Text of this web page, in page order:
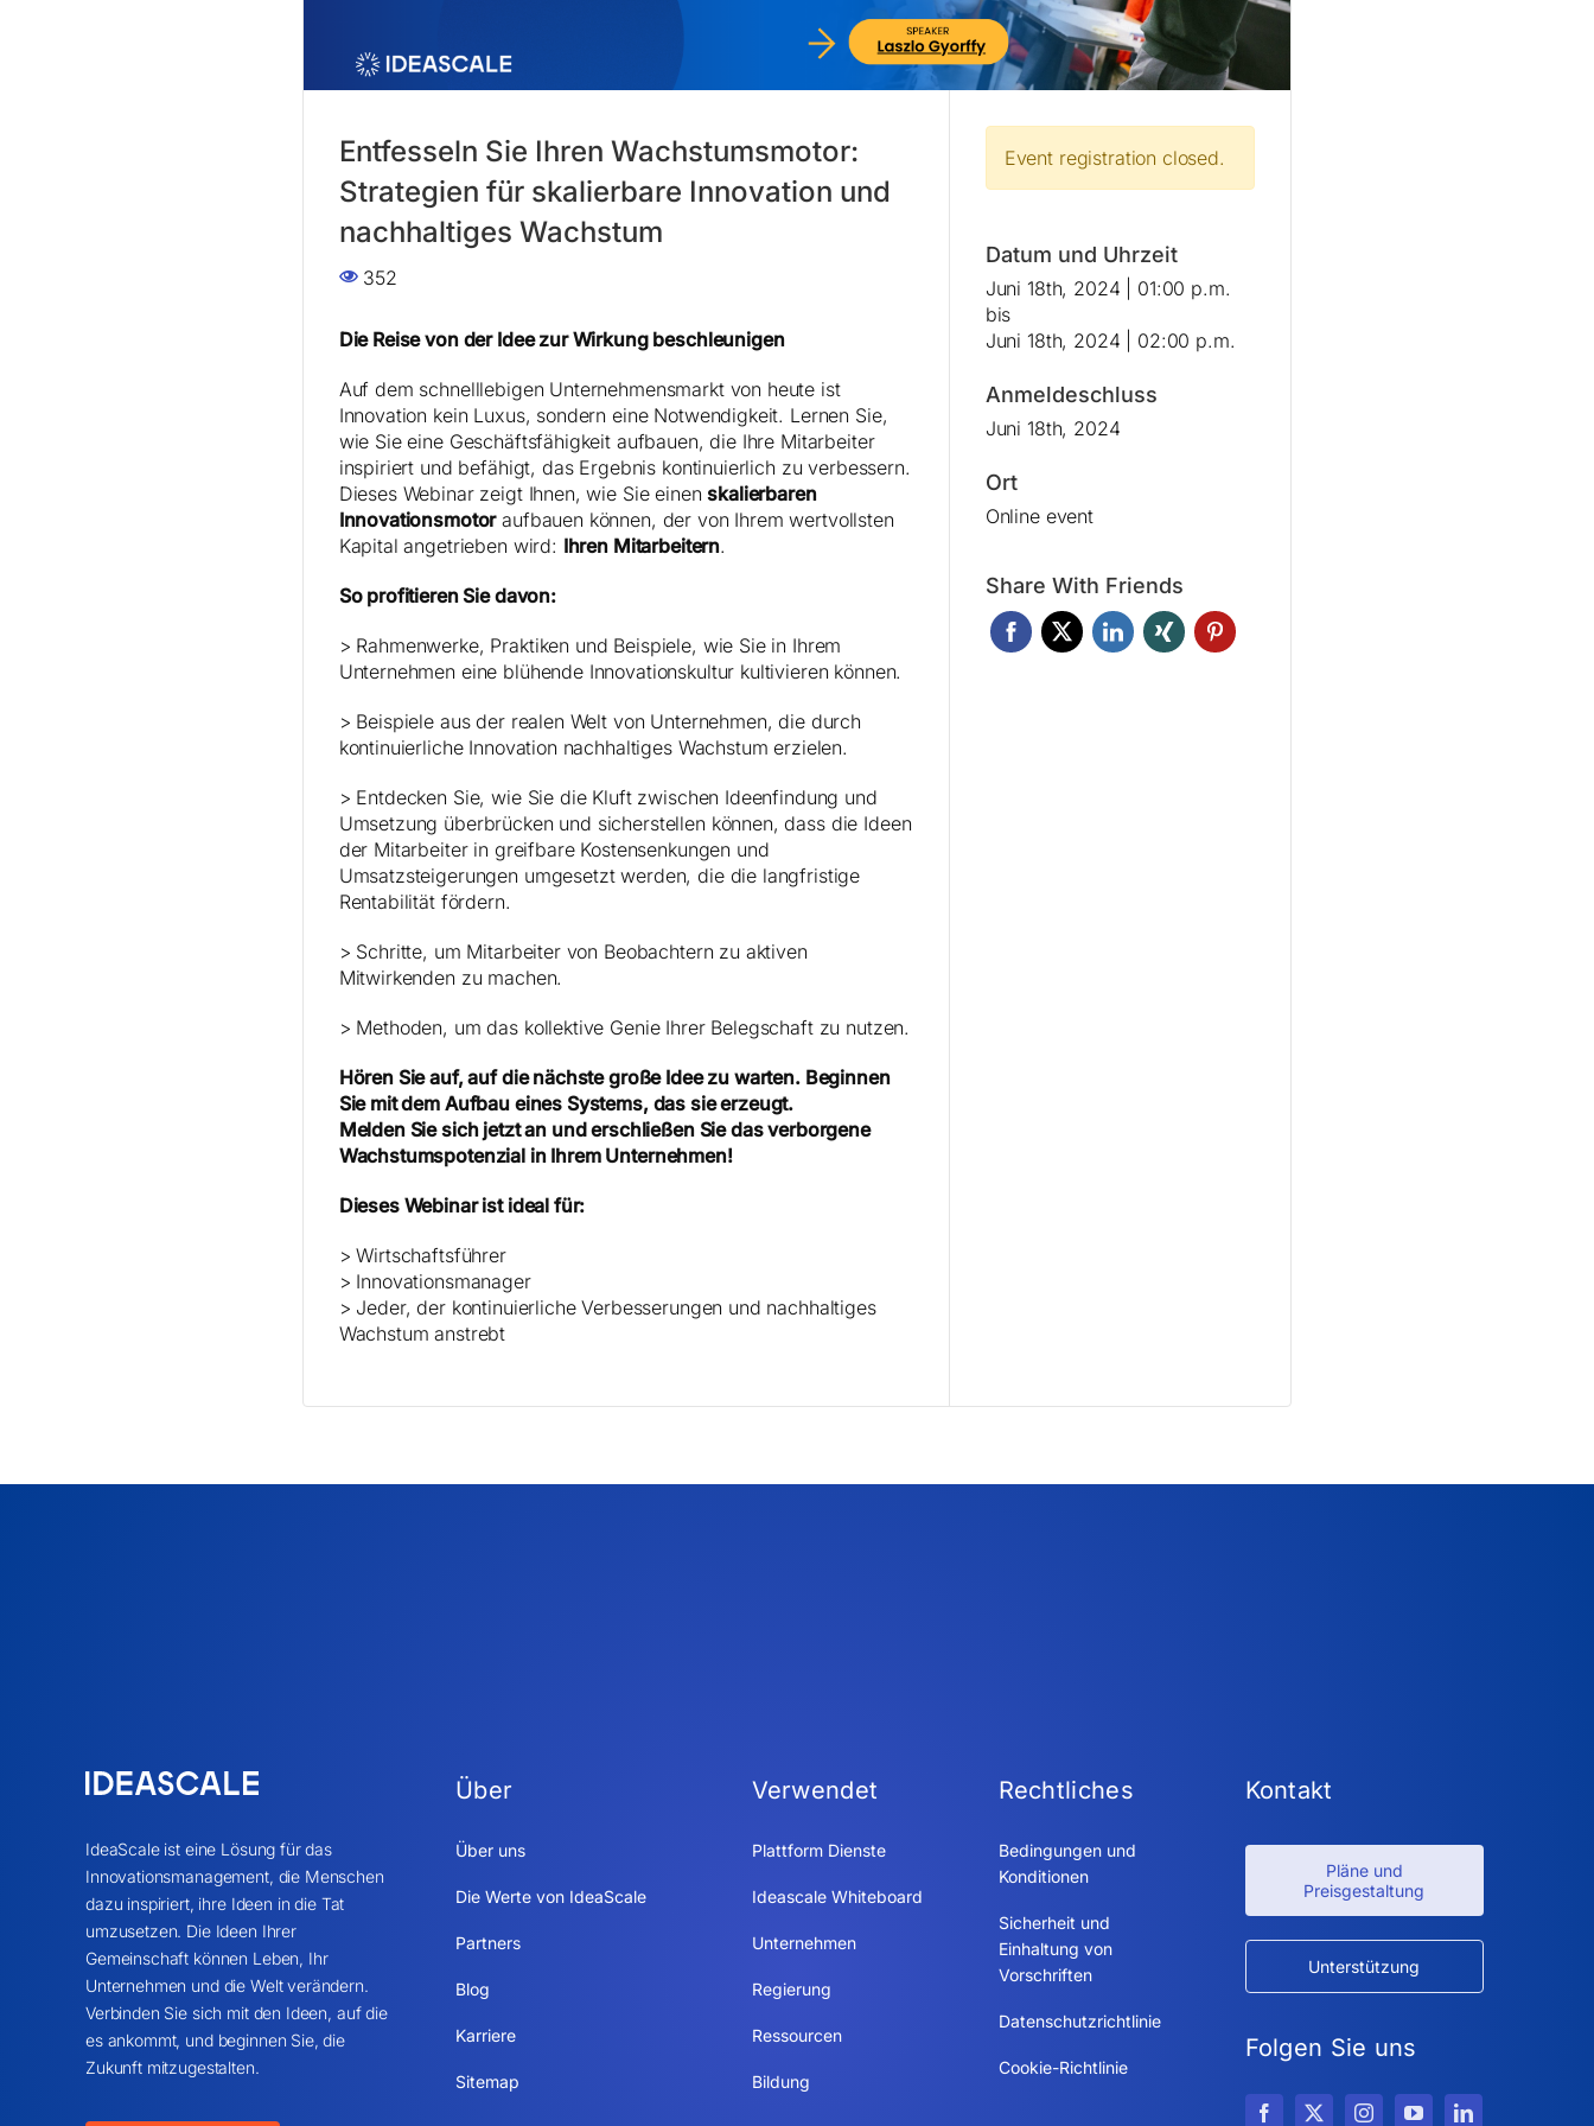
Entfesseln Sie Ihren Wachstumsmotor:
Strategien für skalierbare Innovation und
nachhaltiges Wachstum
352
Die Reise von der Idee zur Wirkung beschleunigen
Auf dem schnelllebigen Unternehmensmarkt von heute ist
Innovation kein Luxus, sondern eine Notwendigkeit. Lernen Sie,
wie Sie eine Geschäftsfähigkeit aufbauen, die Ihre Mitarbeiter
inspiriert und befähigt, das Ergebnis kontinuierlich zu verbessern.
Dieses Webinar zeigt Ihnen, wie Sie einenskalierbaren
Innovationsmotoraufbauen können, der von Ihrem wertvollsten
Kapital angetrieben wird: Ihren Mitarbeitern.
So profitieren Sie davon:
> Rahmenwerke, Praktiken und Beispiele, wie Sie in Ihrem
Unternehmen eine blühende Innovationskultur kultivieren können.
> Beispiele aus der realen Welt von Unternehmen, die durch
kontinuierliche Innovation nachhaltiges Wachstum erzielen.
> Entdecken Sie, wie Sie die Kluft zwischen Ideenfindung und
Umsetzung überbrücken und sicherstellen können, dass die Ideen
der Mitarbeiter in greifbare Kostensenkungen und
Umsatzsteigerungen umgesetzt werden, die die langfristige
Rentabilität fördern.
> Schritte, um Mitarbeiter von Beobachtern zu aktiven
Mitwirkenden zu machen.
> Methoden, um das kollektive Genie Ihrer Belegschaft zu nutzen.
Hören Sie auf, auf die nächste große Idee zu warten. Beginnen
Sie mit dem Aufbau eines Systems, das sie erzeugt.
Melden Sie sich jetzt an und erschließen Sie das verborgene
Wachstumspotenzial in Ihrem Unternehmen!
Dieses Webinar ist ideal für:
> Wirtschaftsführer
> Innovationsmanager
> Jeder, der kontinuierliche Verbesserungen und nachhaltiges
Wachstum anstrebt
Event registration closed.
Datum und Uhrzeit
Juni 18th, 2024 | 01:00 p.m.
bis
Juni 18th, 2024 | 02:00 p.m.
Anmeldeschluss
Juni 18th, 2024
Ort
Online event
Share With Friends
IdeaScale ist eine Lösung für das
Innovationsmanagement, die Menschen
dazu inspiriert, ihre Ideen in die Tat
umzusetzen. Die Ideen Ihrer
Gemeinschaft können Leben, Ihr
Unternehmen und die Welt verändern.
Verbinden Sie sich mit den Ideen, auf die
es ankommt, und beginnen Sie, die
Zukunft mitzugestalten.
Über
Über uns
Die Werte von IdeaScale
Partners
Blog
Karriere
Sitemap
Verwendet
Plattform Dienste
Ideascale Whiteboard
Unternehmen
Regierung
Ressourcen
Bildung
Rechtliches
Bedingungen und
Konditionen
Sicherheit und
Einhaltung von
Vorschriften
Datenschutzrichtlinie
Cookie-Richtlinie
Kontakt
Pläne und
Preisgestaltung
Unterstützung
Folgen Sie uns